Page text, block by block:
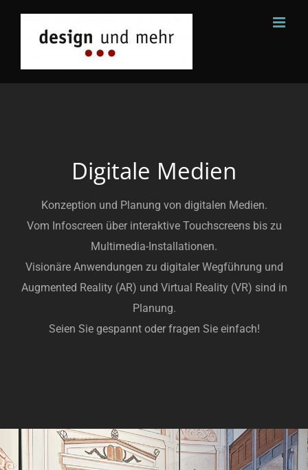
Digitale Medien
Konzeption und Planung von digitalen Medien.
Vom Infoscreen über interaktive Touchscreens bis zu
Multimedia-Installationen.
Visionäre Anwendungen zu digitaler Wegführung und
Augmented Reality (AR) und Virtual Reality (VR) sind in
Planung.
Seien Sie gespannt oder fragen Sie einfach!